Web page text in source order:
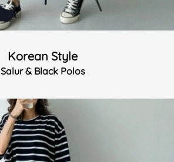
Korean Style
Salur & Black Polos